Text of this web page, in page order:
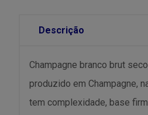
Descrição
Champagne branco brut
produzido em Champagne,
tem complexidade, base